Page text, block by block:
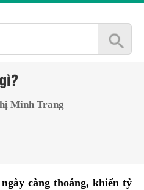
Minh Trang
càng thoáng, khiến tỷ